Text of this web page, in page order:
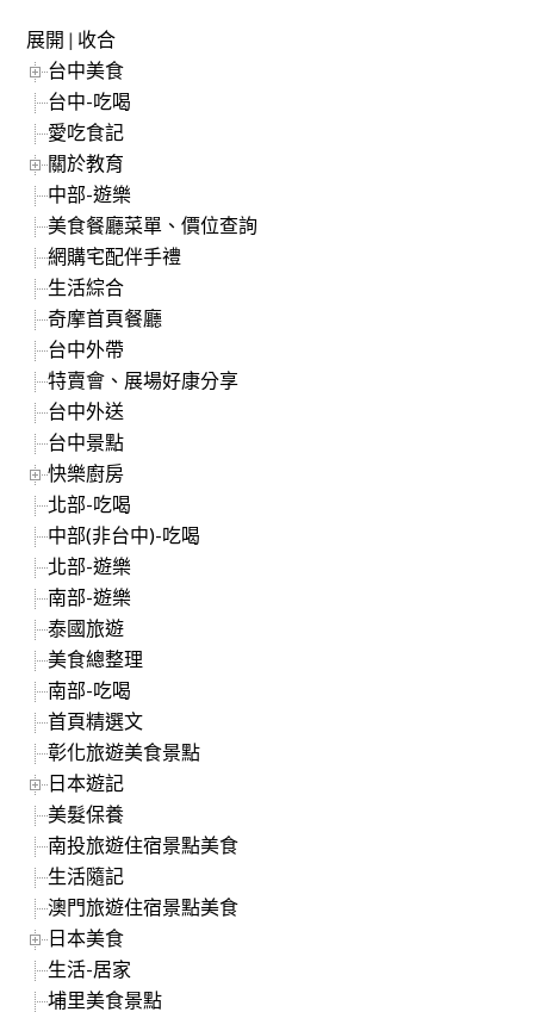
展開 | 收合
台中美食
台中-吃喝
愛吃食記
關於教育
中部-遊樂
美食餐廳菜單、價位查詢
網購宅配伴手禮
生活綜合
奇摩首頁餐廳
台中外帶
特賣會、展場好康分享
台中外送
台中景點
快樂廚房
北部-吃喝
中部(非台中)-吃喝
北部-遊樂
南部-遊樂
泰國旅遊
美食總整理
南部-吃喝
首頁精選文
彰化旅遊美食景點
日本遊記
美髮保養
南投旅遊住宿景點美食
生活隨記
澳門旅遊住宿景點美食
日本美食
生活-居家
埔里美食景點